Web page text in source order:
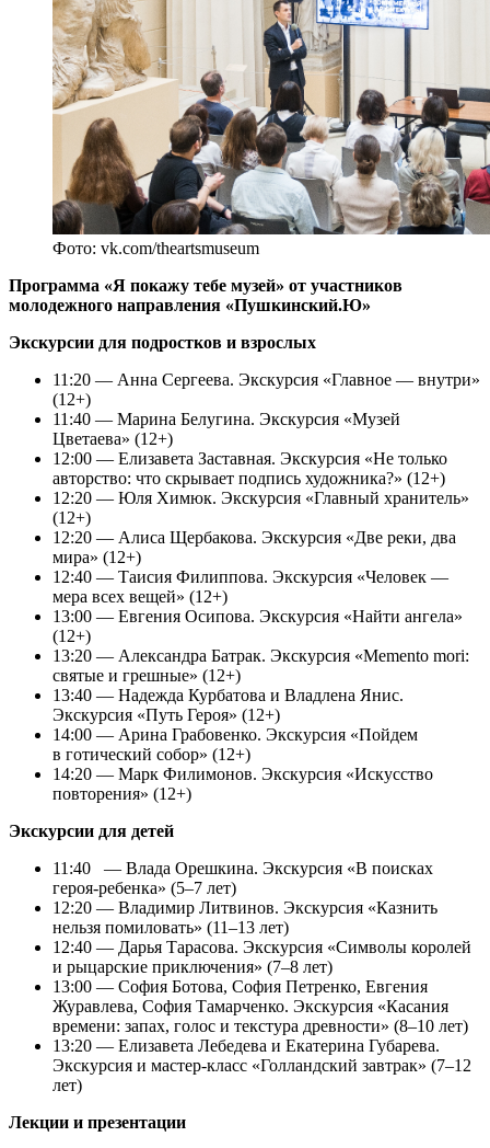
Фото: vk.com/theartsmuseum
Программа «Я покажу тебе музей» от участников
молодежного направления «Пушкинский.Ю»
Экскурсии для подростков и взрослых
11:20 — Анна Сергеева. Экскурсия «Главное — внутри»
(12+)
11:40 — Марина Белугина. Экскурсия «Музей
Цветаева» (12+)
12:00 — Елизавета Заставная. Экскурсия «Не только
авторство: что скрывает подпись художника?» (12+)
12:20 — Юля Химюк. Экскурсия «Главный хранитель»
(12+)
12:20 — Алиса Щербакова. Экскурсия «Две реки, два
мира» (12+)
12:40 — Таисия Филиппова. Экскурсия «Человек —
мера всех вещей» (12+)
13:00 — Евгения Осипова. Экскурсия «Найти ангела»
(12+)
13:20 — Александра Батрак. Экскурсия «Memento mori:
святые и грешные» (12+)
13:40 — Надежда Курбатова и Владлена Янис.
Экскурсия «Путь Героя» (12+)
14:00 — Арина Грабовенко. Экскурсия «Пойдем
в готический собор» (12+)
14:20 — Марк Филимонов. Экскурсия «Искусство
повторения» (12+)
Экскурсии для детей
11:40 — Влада Орешкина. Экскурсия «В поисках
героя-ребенка» (5–7 лет)
12:20 — Владимир Литвинов. Экскурсия «Казнить
нельзя помиловать» (11–13 лет)
12:40 — Дарья Тарасова. Экскурсия «Символы королей
и рыцарские приключения» (7–8 лет)
13:00 — София Ботова, София Петренко, Евгения
Журавлева, София Тамарченко. Экскурсия «Касания
времени: запах, голос и текстура древности» (8–10 лет)
13:20 — Елизавета Лебедева и Екатерина Губарева.
Экскурсия и мастер-класс «Голландский завтрак» (7–12
лет)
Лекции и презентации